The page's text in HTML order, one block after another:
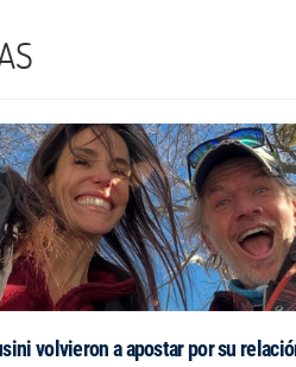
volvieron a apostar por su